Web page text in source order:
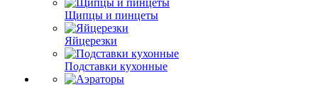
Щипцы и пинцеты
Яйцерезки
Подставки кухонные